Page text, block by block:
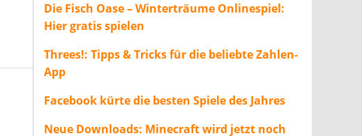
Die Fisch Oase – Winterträume Onlinespiel:
Hier gratis spielen
Threes!: Tipps & Tricks für die beliebte Zahlen-
App
Facebook kürte die besten Spiele des Jahres
Neue Downloads: Minecraft wird jetzt noch